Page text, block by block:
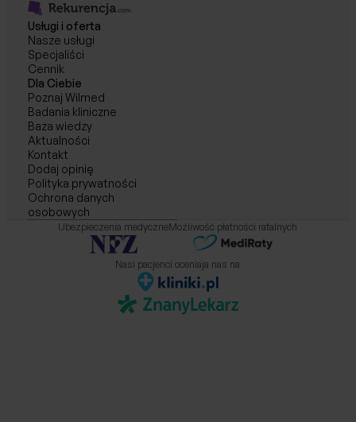
Usługi i oferta
Nasze usługi
Specjaliści
Cennik
Dla Ciebie
Poznaj Wilmed
Badania kliniczne
Baza wiedzy
Aktualności
Kontakt
Dodaj opinię
Polityka prywatności
Ochrona danych
osobowych
Ubezpieczenia medyczneMożliwość płatności ratalnych
Nasi pacjenci oceniaja nas na